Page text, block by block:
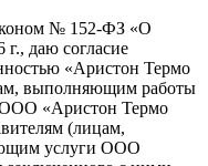
№ 152-ФЗ «О
даю согласие
«Аристон Термо
выполняющим работы
ООО «Аристон Термо
(лицам,
услуги ООО